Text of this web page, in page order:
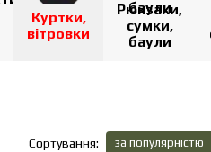
Куртки,
вітровки
Рюкзаки,
сумки,
баули
Сортування: за популярністю